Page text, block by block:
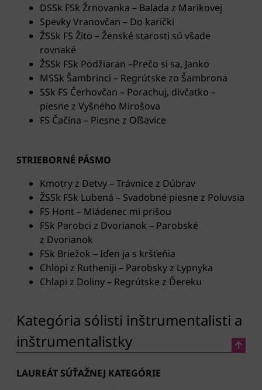
DSSk FSk Žrnovanka – Balada z Marikovej
Spevky Vranovčan – Do karički
ŽSSk FS Žito – Ženské starosti sú všade
rovnaké
ŽSSk FSk Podžiaran –Prečo si sa, Janko
MSSk Šambrinci – Regrútske zo Šambrona
SSk FS Čerhovčan – Porachuj, divčatko –
piesne z Vyšného Mirošova
FS Čačina – Piesne z Oľšavice
STRIEBORNÉ PÁSMO
Kmotry z Detvy – Trávnice z Dúbrav
ŽSSk FSk Lubená – Svadobné piesne z Poluvsia
FS Hont – Mládenec mi prišou
FSk Parobci z Dvorianok – Parobské
z Dvorianok
FSk Briežok – Iďen ja s kršťeňia
Chlopi z Rutheniji – Parobsky z Lypnyka
Chlapi z Doliny – Regrútske z Ďereku
Kategória sólisti inštrumentalisti a
inštrumentalistky
LAUREÁT SÚŤAŽNEJ KATEGÓRIE